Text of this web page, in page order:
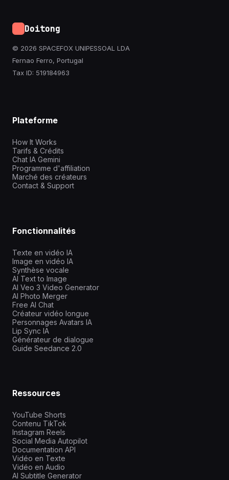
Doitong
© 2026 SPACEFOX UNIPESSOAL LDA
Fernao Ferro, Portugal
Tax ID: 519184963
Plateforme
How It Works
Tarifs & Crédits
Chat IA Gemini
Programme d'affiliation
Marché des créateurs
Contact & Support
Fonctionnalités
Texte en vidéo IA
Image en vidéo IA
Synthèse vocale
AI Text to Image
AI Veo 3 Video Generator
AI Photo Merger
Free AI Chat
Créateur vidéo longue
Personnages Avatars IA
Lip Sync IA
Générateur de dialogue
Guide Seedance 2.0
Ressources
YouTube Shorts
Contenu TikTok
Instagram Reels
Social Media Autopilot
Documentation API
Vidéo en Texte
Vidéo en Audio
AI Subtitle Generator